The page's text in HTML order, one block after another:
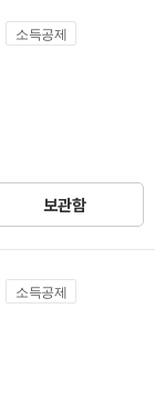
소득공제
보관함
소득공제